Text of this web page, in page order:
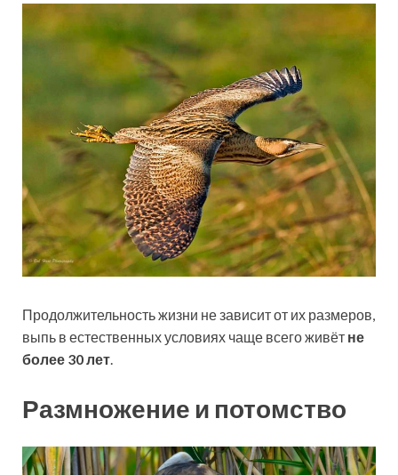
Продолжительность жизни не зависит от их размеров,
выпь в естественных условиях чаще всего живёт не
более 30 лет
Размножение и потомство